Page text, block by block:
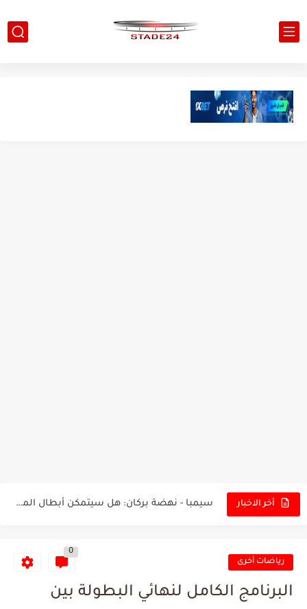
أخر الاخبار سيمبا - نهضة بركان: هل سيتمكن أبطال المغرب من الحفاظ...
البرنامج الكامل لنهائي البطولة بين الاتحاد المنستيري والنادي الإفريقي رياضات أخرى
0
البرنامج الكامل لنهائي البطولة بين